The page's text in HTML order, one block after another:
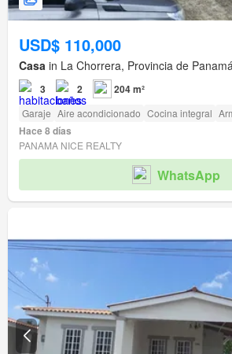
USD$ 110,000
Casa in La Chorrera, Provincia de
3 2 204 m²
Garaje Aire acondicionado Cocina integral
Hace 8 días
PANAMA NICE REALTY
WhatsApp